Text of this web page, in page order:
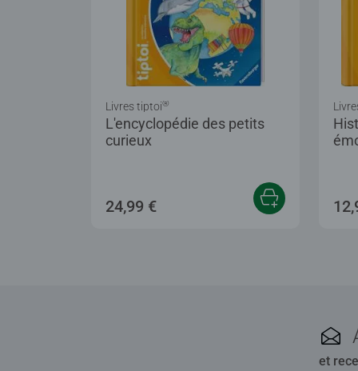
L'encyclopédie des petits
curieux
Livres tiptoi®
24,99 €
et